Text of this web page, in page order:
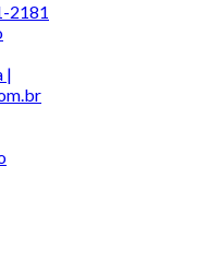
2181
|